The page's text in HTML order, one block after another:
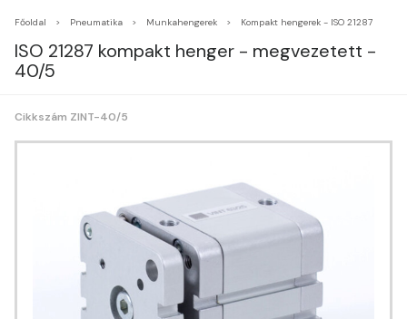
Főoldal Pneumatika Munkahengerek Kompakt hengerek - ISO 21287
ISO 21287 kompakt henger - megvezetett -
40/5
Cikkszám ZINT-40/5